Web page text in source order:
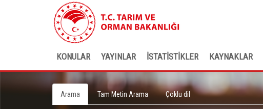
KONULAR YAYINLAR İSTATİSTİKLER KAYNAKLAR
Arama Tam Metin Arama Çoklu dil